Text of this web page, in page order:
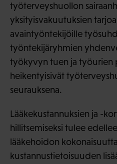
työterveyshuollon
yksityisvakuutuksien
avaintyöntekijöille
työntekijäryhmien
työkyvyn tuen ja työurien
heikentyisivät
seurauksena.
Lääkekustannuksien ja -
hillitsemiseksi tulee
lääkehoidon
kustannustietoisuuden